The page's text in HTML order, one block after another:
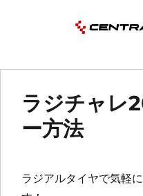
ラジチャ
ー方法
ラジアルタイヤで気軽